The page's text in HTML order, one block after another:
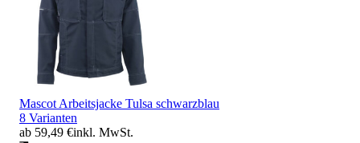
Mascot Arbeitsjacke Tulsa schwarzblau
8 Varianten
ab 59,49 €inkl. MwSt.